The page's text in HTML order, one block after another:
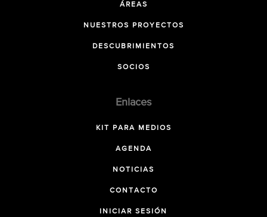
ÁREAS
NUESTROS PROYECTOS
DESCUBRIMIENTOS
SOCIOS
Enlaces
KIT PARA MEDIOS
AGENDA
NOTICIAS
CONTACTO
INICIAR SESIÓN